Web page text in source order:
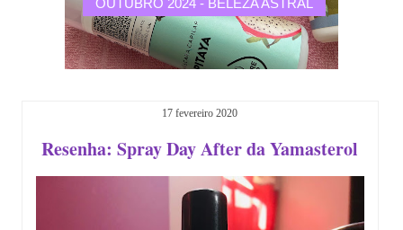
17 fevereiro 2020
Resenha: Spray Day After da Yamasterol